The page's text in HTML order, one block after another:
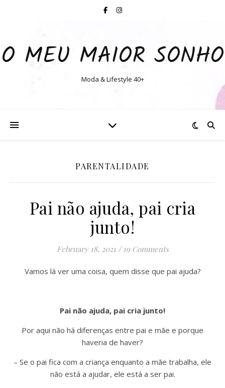
O MEU MAIOR SONHO
Moda & Lifestyle 40+
PARENTALIDADE
Pai não ajuda, pai cria
junto!
February 18, 2021 / 19 Comments
Vamos lá ver uma coisa, quem disse que pai ajuda?
Pai não ajuda, pai cria junto!
Por aqui não há diferenças entre pai e mãe e porque
haveria de haver?
– Se o pai fica com a criança enquanto a mãe trabalha, ele
não está a ajudar, ele está a ser pai.